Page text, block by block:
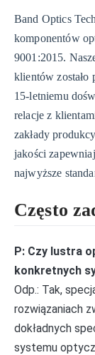
Band Optics
komponentów
9001:2015.
klientów zostało
15-letniemu
relacje z
zakłady
jakości
najwyższe
Często
P: Czy lustra
konkretnych
Odp.: Tak,
rozwiązaniach
dokładnych
systemu